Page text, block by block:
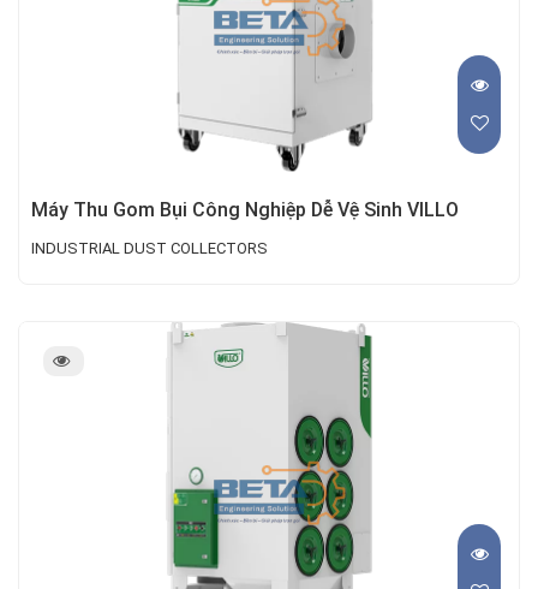
Máy Thu Gom Bụi Công Nghiệp Dễ Vệ Sinh VILLO
INDUSTRIAL DUST COLLECTORS